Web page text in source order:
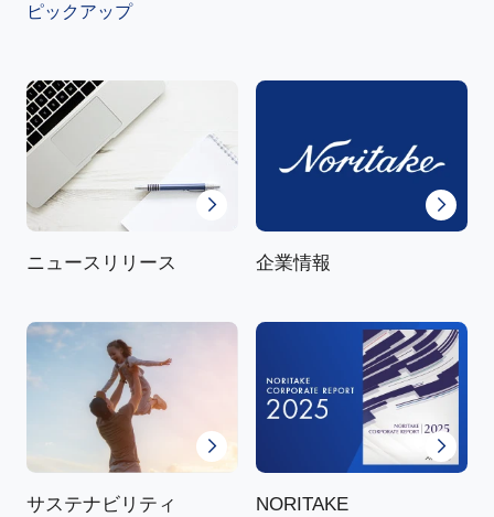
ピックアップ
ニュースリリース 企業情報
サステナビリティ
NORITAKE